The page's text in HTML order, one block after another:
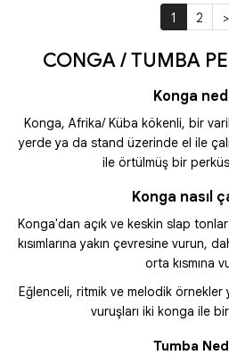
1 2 >
CONGA / TUMBA
Konga
Konga, Afrika/ Küba kökenli, bir
yerde ya da stand üzerinde el ile
ile örtülmüş bir
Konga nasıl
Konga'dan açık ve keskin slap
kısımlarına yakın çevresine vurun,
orta kısmına
Eğlenceli, ritmik ve melodik
vuruşları iki konga ile
Tumba